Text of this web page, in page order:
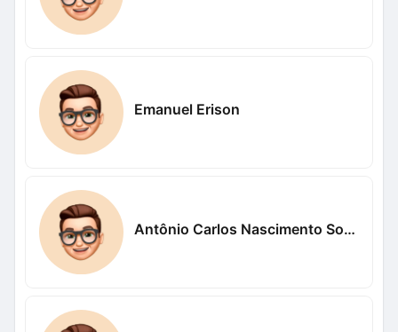
Emanuel Erison
Antônio Carlos Nascimento Sousa Nascimento